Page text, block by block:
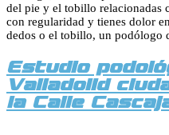
del pie y el tobillo relacionadas
con regularidad y tienes dolor
dedos o el tobillo, un
Estudio
Valladolid
la Calle